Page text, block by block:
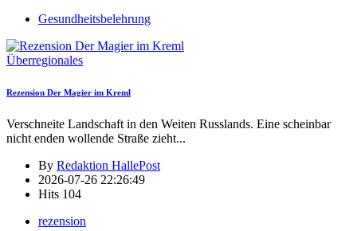
Gesundheitsbelehrung
Überregionales
Rezension Der Magier im Kreml
Verschneite Landschaft in den Weiten Russlands. Eine scheinbar
nicht enden wollende Straße zieht...
By Redaktion HallePost
2026-07-26 22:26:49
Hits 104
rezension